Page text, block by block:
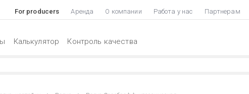
For producers Аренда О компании Работа у нас Партнерам
Калькулятор Контроль качества